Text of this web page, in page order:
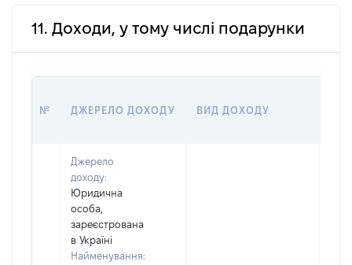
11. Доходи, у тому числі подарунки
№ ДЖЕРЕЛО ДОХОДУ ВИД ДОХОДУ
Джерело
доходу:
Юридична
особа,
зареєстрована
в Україні
Найменування: